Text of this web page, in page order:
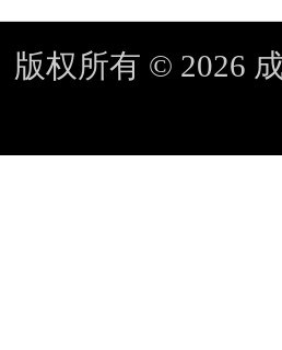
版权所有 © 2026